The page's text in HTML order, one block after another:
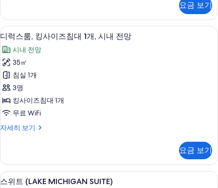
기
기
AVENUE
SUITE)
자
세
히
보
기
요금 보기
디
럭
스
룸,
킹
사
이
침
1
개,
시
디럭스룸, 킹사이즈침대 1개, 시내 전
4
디럭스룸, 킹사이즈침대 1개, 시내 전망
시내 전망
35㎡
침실 1개
3명
킹사이즈침대 1개
무료 WiFi
자세히 보기
디
킹
사
이
요금 보기
스
스위트 (LAKE MICHIGAN SUITE) |
8
스위트 (LAKE MICHIGAN SUITE)